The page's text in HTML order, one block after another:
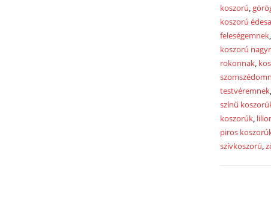
koszorú,
koszorú
feleségemnek,
koszorú
rokonnak,
testvéremnek,
színű
koszorúk,
piros
szívkoszorú,